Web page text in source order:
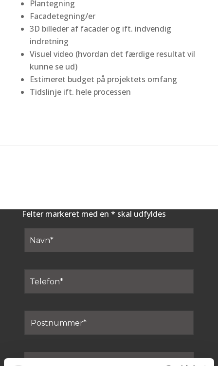
Plantegning
Facadetegning/er
3D billeder af facader og ift. indvendig
indretning
Visuel video (hvordan det færdige resultat vil
kunne se ud)
Estimeret budget på projektets omfang
Tidslinje ift. hele processen
Felter markeret med en * skal udfyldes